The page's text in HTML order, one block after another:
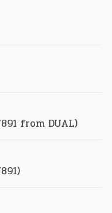
from DUAL)